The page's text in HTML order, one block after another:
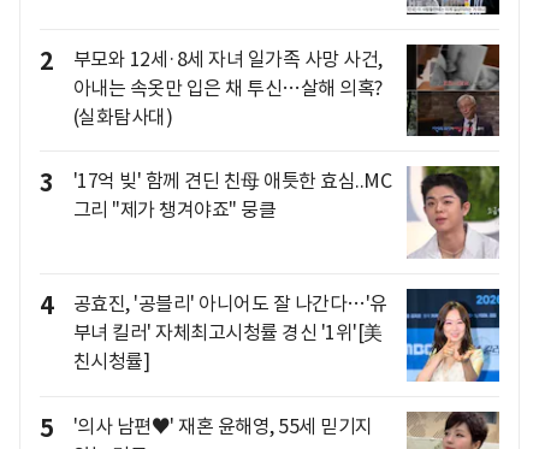
2
부모와 12세·8세 자녀 일가족 사망 사건,
아내는 속옷만 입은 채 투신…살해 의혹?
(실화탐사대)
3
'17억 빚' 함께 견딘 친母 애틋한 효심..MC
그리 "제가 챙겨야죠" 뭉클
4
공효진, '공블리' 아니어도 잘 나간다…'유
부녀 킬러' 자체최고시청률 경신 '1위'[美
친시청률]
5
'의사 남편♥' 재혼 윤해영, 55세 믿기지